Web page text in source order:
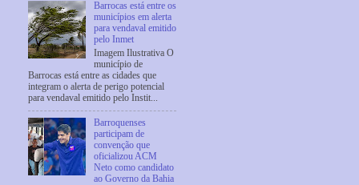
Barrocas está entre os
municípios em alerta
para vendaval emitido
pelo Inmet
Imagem Ilustrativa O
município de
Barrocas está entre as cidades que
integram o alerta de perigo potencial
para vendaval emitido pelo Instit...
Barroquenses
participam de
convenção que
oficializou ACM
Neto como candidato
ao Governo da Bahia